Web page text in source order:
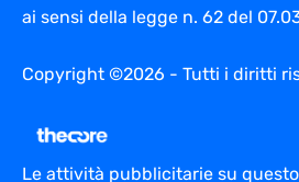
ai sensi della legge n. 62 del
Copyright ©2026 - Tutti i diritti
Le attività pubblicitarie su